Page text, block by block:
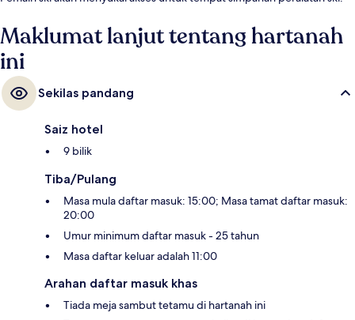
Maklumat lanjut tentang hartanah
ini
Sekilas pandang
Saiz hotel
9 bilik
Tiba/Pulang
Masa mula daftar masuk: 15:00; Masa tamat daftar masuk:
20:00
Umur minimum daftar masuk - 25 tahun
Masa daftar keluar adalah 11:00
Arahan daftar masuk khas
Tiada meja sambut tetamu di hartanah ini